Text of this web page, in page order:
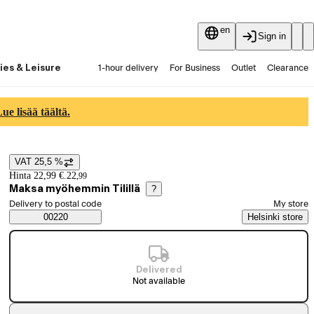
en
Sign in
& Leisure 1-hour delivery For Business Outlet Clearance
lisää täältä.
Price details
VAT 25,5 %
Hinta 22,99 €. 22,99
Maksa myöhemmin Tilillä ?
Saatavuustiedot
Select order method
Delivery to postal code
00220
My store
Helsinki store
Delivered
Not available